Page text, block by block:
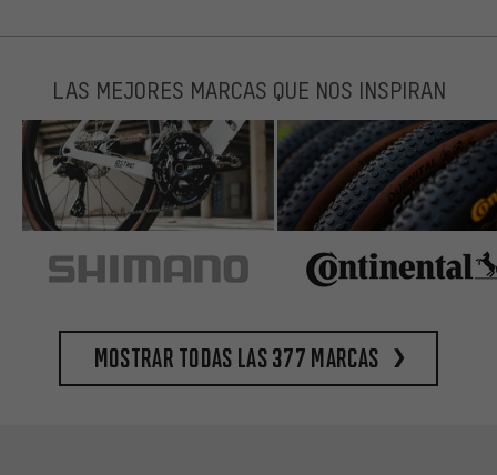
LAS MEJORES MARCAS QUE NOS INSPIRAN
Mostrar todas las 377 marcas